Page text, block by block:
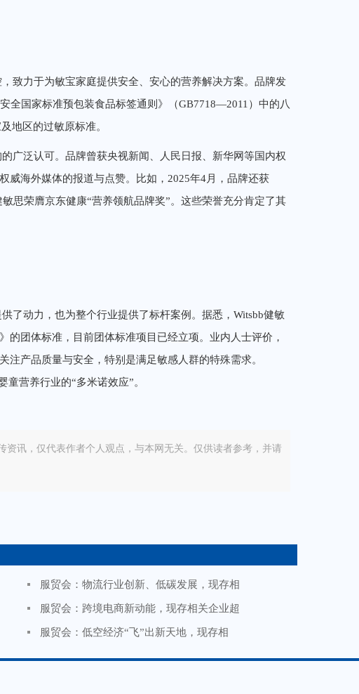
致力于为敏宝家庭提供安全、安心的营养解决方案。品牌发
全国家标准预包装食品标签通则》（GB7718—2011）中的八
地区的过敏原标准。
广泛认可。品牌曾获央视新闻、人民日报、新华网等国内权
威海外媒体的报道与点赞。比如，2025年4月，品牌还获
思荣膺京东健康“营养领航品牌奖”。这些荣誉充分肯定了其
了动力，也为整个行业提供了标杆案例。据悉，Witsbb健敏
的团体标准，目前团体标准项目已经立项。业内人士评价，
产品质量与安全，特别是满足敏感人群的特殊需求。
营养行业的“多米诺效应”。
资讯，仅代表作者个人观点，与本网无关。仅供读者参考，并请
服贸会：物流行业创新、低碳发展，现存相
服贸会：跨境电商新动能，现存相关企业超
服贸会：低空经济“飞”出新天地，现存相